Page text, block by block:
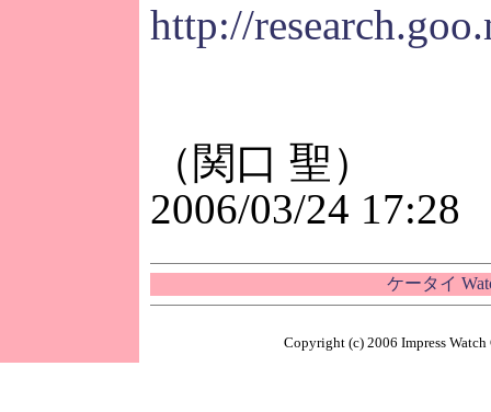
http://
（関口 聖）
2006/03/24 17:28
ケータイ
Copyright (c) 2006 Impress